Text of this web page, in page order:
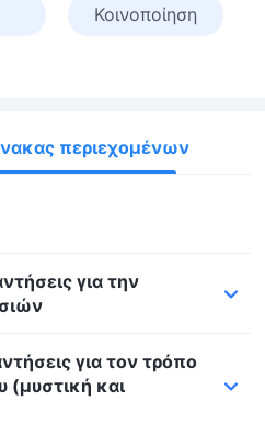
Κοινοποίηση
περιεχομένων
για την
για τον τρόπο
(μυστική και